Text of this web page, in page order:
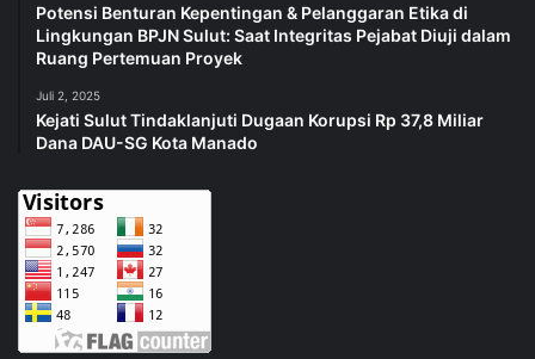
Potensi Benturan Kepentingan & Pelanggaran Etika di
Lingkungan BPJN Sulut: Saat Integritas Pejabat Diuji dalam
Ruang Pertemuan Proyek
Juli 2, 2025
Kejati Sulut Tindaklanjuti Dugaan Korupsi Rp 37,8 Miliar
Dana DAU-SG Kota Manado